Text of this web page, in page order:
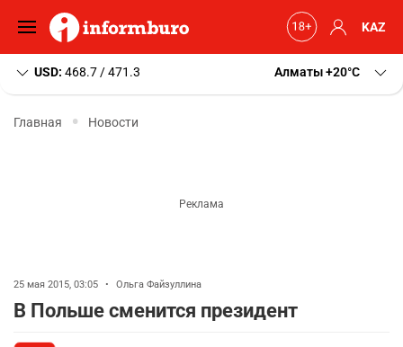
KAZ
USD: 468.7 / 471.3 Алматы+20 C
Главная Новости
25 мая 2015, 03:05 • Ольга Файзуллина
В Польше сменится президент